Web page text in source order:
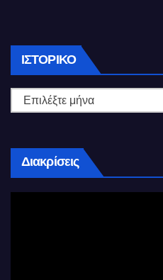
ΙΣΤΟΡΙΚΌ Ιστορικό
Διακρίσεις